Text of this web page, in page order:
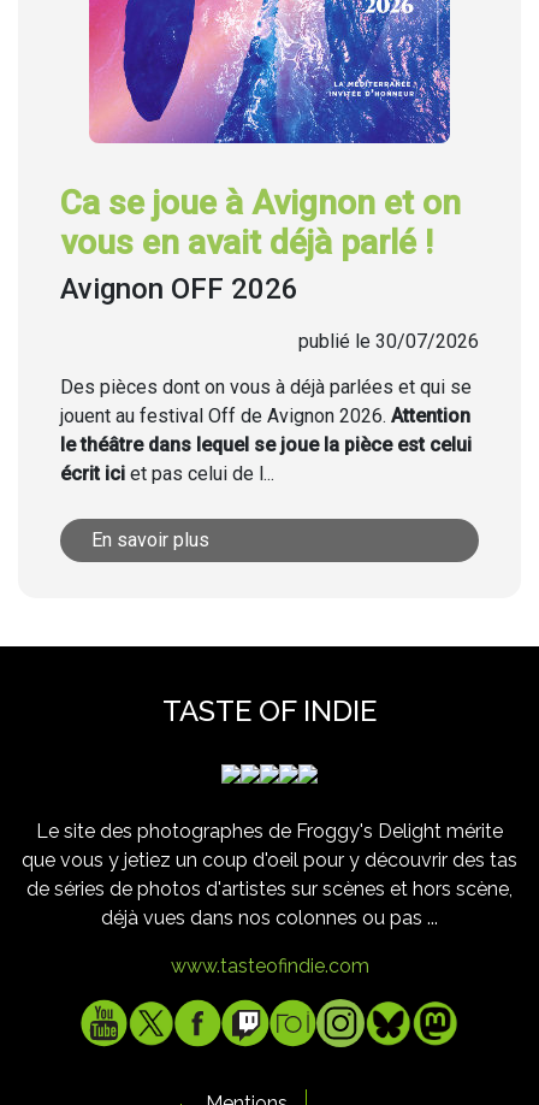
Ca se joue à Avignon et on
vous en avait déjà parlé !
Avignon OFF 2026
publié le 30/07/2026
Des pièces dont on vous à déjà parlées et qui se
jouent au festival Off de Avignon 2026. Attention
le théâtre dans lequel se joue la pièce est celui
écrit ici et pas celui de l...
En savoir plus
TASTE OF INDIE
Le site des photographes de Froggy's Delight mérite
que vous y jetiez un coup d'oeil pour y découvrir des tas
de séries de photos d'artistes sur scènes et hors scène,
déjà vues dans nos colonnes ou pas ...
www.tasteofindie.com